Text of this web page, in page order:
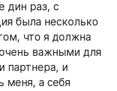
дин раз, с
была несколько
что я должна
важными для
партнера, и
меня, а себя